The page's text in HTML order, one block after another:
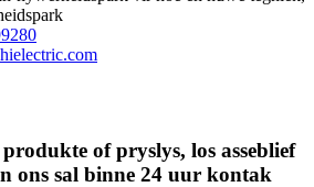
of pryslys, los asseblief
ons sal binne 24 uur kontak